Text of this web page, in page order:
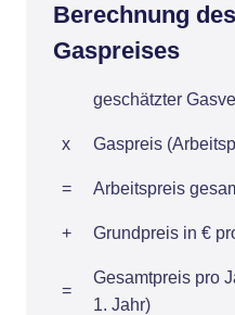
Berechnung
Gaspreises
geschätzter
x Gaspreis
= Arbeitspreis
+ Grundpreis in €
=
Gesamtpreis pro
1. Jahr)